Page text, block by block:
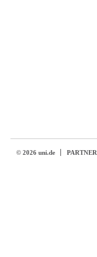
© 2026 uni.de PARTNER